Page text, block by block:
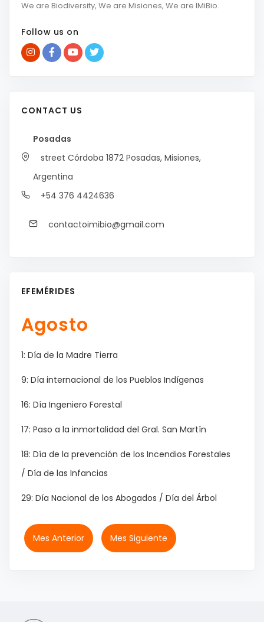
We are Biodiversity, We are Misiones, We are IMiBio.
Follow us on
CONTACT US
Posadas
street Córdoba 1872 Posadas, Misiones,
Argentina
+54 376 4424636
contactoimibio@gmail.com
EFEMÉRIDES
Agosto
1: Día de la Madre Tierra
9: Día internacional de los Pueblos Indígenas
16: Día Ingeniero Forestal
17: Paso a la inmortalidad del Gral. San Martín
18: Día de la prevención de los Incendios Forestales
/ Día de las Infancias
29: Día Nacional de los Abogados / Día del Árbol
Mes Anterior Mes Siguiente